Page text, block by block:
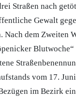
Straßen nach
Gewalt
dem Zweiten
vom 17.
im Bezirk